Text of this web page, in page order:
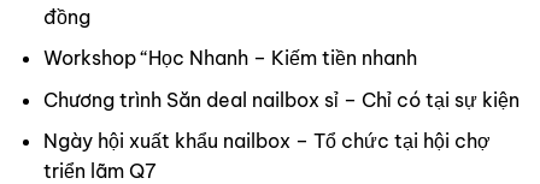
đồng
Workshop “Học Nhanh – Kiếm tiền nhanh
Chương trình Săn deal nailbox sỉ – Chỉ có tại sự kiện
Ngày hội xuất khẩu nailbox – Tổ chức tại hội chợ
triển lãm Q7